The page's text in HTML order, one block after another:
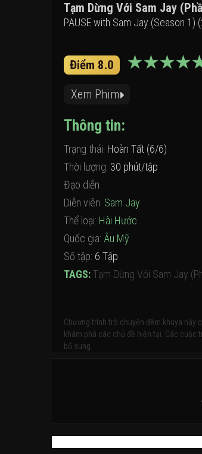
Tạm Dừng Với Sam Jay
PAUSE with Sam Jay (Season 1)
Điểm 8.0
Xem Phim
Thông tin:
Trạng thái: Hoàn Tất (6/6)
Thời lượng: 30 phút/tập
Đạo diễn
Diễn viên: Sam Jay
Thể loại: Hài Hước
Quốc gia: Âu Mỹ
Số tập: 6 Tập
TAGS:Tạm Dừng Với Sam Jay
Chương trình trò chuyện đêm khuya
khám phá các chủ đề hiện tại. Các
bổ sung.